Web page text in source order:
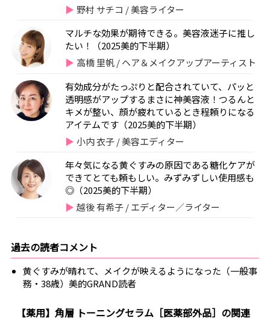
野村 サチコ / 美容ライター
マルチな効果が期待できる。美容液迷子に推し
たい！（2025美的下半期）
高橋 里帆 / ヘア＆メイクアップアーティスト
有効成分がたっぷりと配合されていて、パッと
透明感がアップするまさに神美容液！つるんと
キメが整い、顔が疲れているとき程頼りになる
アイテムです（2025美的下半期）
小内 衣子 / 美容エディター
年々気になる黄ぐすみの原因である糖化ケアが
できてとても頼もしい。みずみずしい使用感も
◎（2025美的下半期）
越後 有希子 / エディター／ライター
過去の読者コメント
黄ぐすみが晴れて、メイクが映えるようになった（一般事
務・38歳）美的GRAND読者
【薬用】角層 トーニングセラム［医薬部外品］の関連